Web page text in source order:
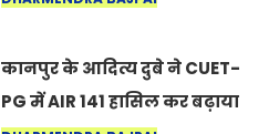
कर सकते हैं”
कानपुर के आदित्य दुबे ने CUET-
PG में AIR 141 हासिल कर बढ़ाया